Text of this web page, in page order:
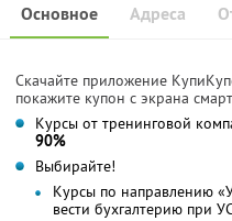
Основное Адреса
Скачайте приложение
покажите купон с экрана
Курсы от тренинговой
90%
Выбирайте!
Курсы по направлению
вести бухгалтерию при